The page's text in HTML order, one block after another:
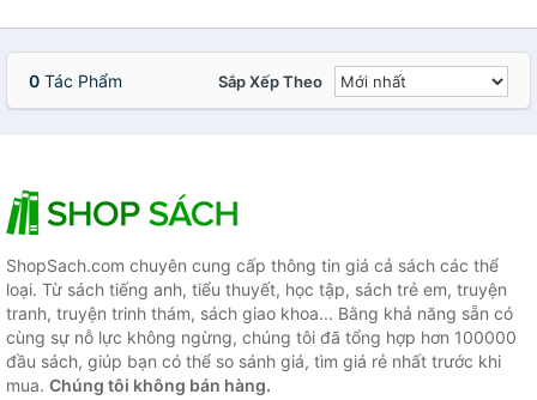
0 Tác Phẩm Sắp Xếp Theo
ShopSach.com chuyên cung cấp thông tin giá cả sách các thể
loại. Từ sách tiếng anh, tiểu thuyết, học tập, sách trẻ em, truyện
tranh, truyện trinh thám, sách giao khoa... Bằng khả năng sẵn có
cùng sự nỗ lực không ngừng, chúng tôi đã tổng hợp hơn 100000
đầu sách, giúp bạn có thể so sánh giá, tìm giá rẻ nhất trước khi
mua. Chúng tôi không bán hàng.